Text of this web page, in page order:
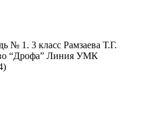
№ 1. 3 класс Рамзаева Т.Г.
“Дрофа” Линия УМК